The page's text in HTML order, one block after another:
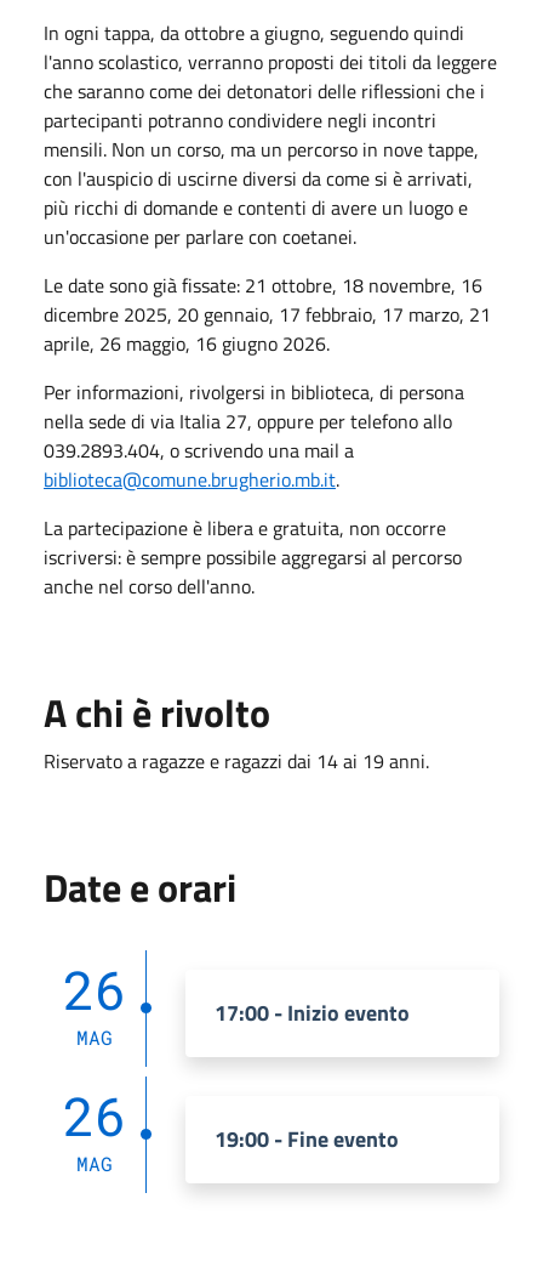
In ogni tappa, da ottobre a giugno, seguendo quindi
l'anno scolastico, verranno proposti dei titoli da leggere
che saranno come dei detonatori delle riflessioni che i
partecipanti potranno condividere negli incontri
mensili. Non un corso, ma un percorso in nove tappe,
con l'auspicio di uscirne diversi da come si è arrivati,
più ricchi di domande e contenti di avere un luogo e
un'occasione per parlare con coetanei.
Ledatesono già fissate: 21 ottobre, 18 novembre, 16
dicembre 2025, 20 gennaio, 17 febbraio, 17 marzo, 21
aprile, 26 maggio, 16 giugno 2026.
Per informazioni, rivolgersi in biblioteca, di persona
nella sede di via Italia 27, oppure per telefono allo
039.2893.404, o scrivendo una mail a
biblioteca@comune.brugherio.mb.it.
La partecipazione è libera e gratuita, non occorre
iscriversi: è sempre possibile aggregarsi al percorso
anche nel corso dell'anno.
A chi è rivolto
Riservato a ragazze e ragazzi dai 14 ai 19 anni.
Date e orari
26
MAG
17:00 - Inizio evento
26
MAG
19:00 - Fine evento